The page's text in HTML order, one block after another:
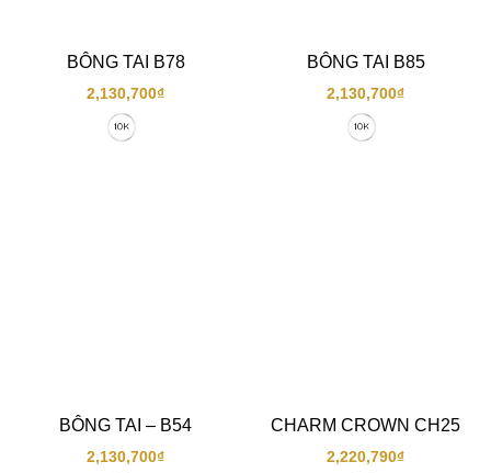
BÔNG TAI B78
2,130,700₫
BÔNG TAI B85
2,130,700₫
BÔNG TAI – B54
2,130,700₫
CHARM CROWN CH25
2,220,790₫